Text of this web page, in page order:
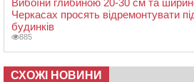
Черкасах просять відремонтувати
будинків
885
СХОЖІ НОВИНИ